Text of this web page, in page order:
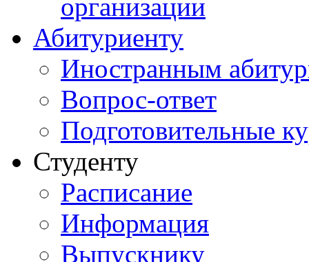
организации
Абитуриенту
Иностранным
Вопрос-ответ
Подготовительные
Студенту
Расписание
Информация
Выпускнику